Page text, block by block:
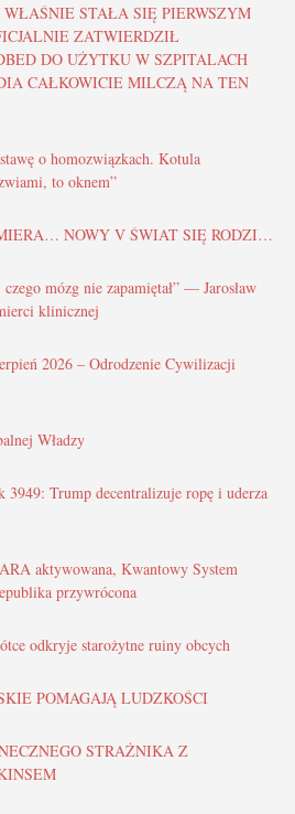
STAŁA SIĘ PIERWSZYM
ZATWIERDZIŁ
DO UŻYTKU W SZPITALACH
CAŁKOWICIE MILCZĄ NA TEN
o homozwiązkach. Kotula
to oknem”
NOWY V ŚWIAT SIĘ RODZI…
mózg nie zapamiętał” — Jarosław
klinicznej
2026 – Odrodzenie Cywilizacji
Władzy
Trump decentralizuje ropę i uderza
aktywowana, Kwantowy System
przywrócona
odkryje starożytne ruiny obcych
POMAGAJĄ LUDZKOŚCI
STRAŻNIKA Z